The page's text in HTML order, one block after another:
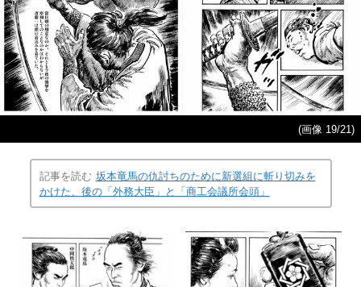
(画像 19/21)
記事を読む 坂本竜馬の仇討ちのために新選組に斬り切みを
かけた、後の「外務大臣」と「商工会議所会頭」